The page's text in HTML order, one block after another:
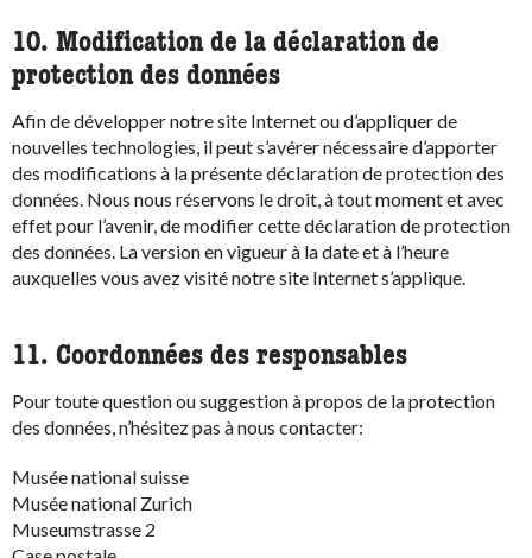
10. Modification de la déclaration de
protection des données
Afin de développer notre site Internet ou d’appliquer de
nouvelles technologies, il peut s’avérer nécessaire d’apporter
des modifications à la présente déclaration de protection des
données. Nous nous réservons le droit, à tout moment et avec
effet pour l’avenir, de modifier cette déclaration de protection
des données. La version en vigueur à la date et à l’heure
auxquelles vous avez visité notre site Internet s’applique.
11. Coordonnées des responsables
Pour toute question ou suggestion à propos de la protection
des données, n’hésitez pas à nous contacter:
Musée national suisse
Musée national Zurich
Museumstrasse 2